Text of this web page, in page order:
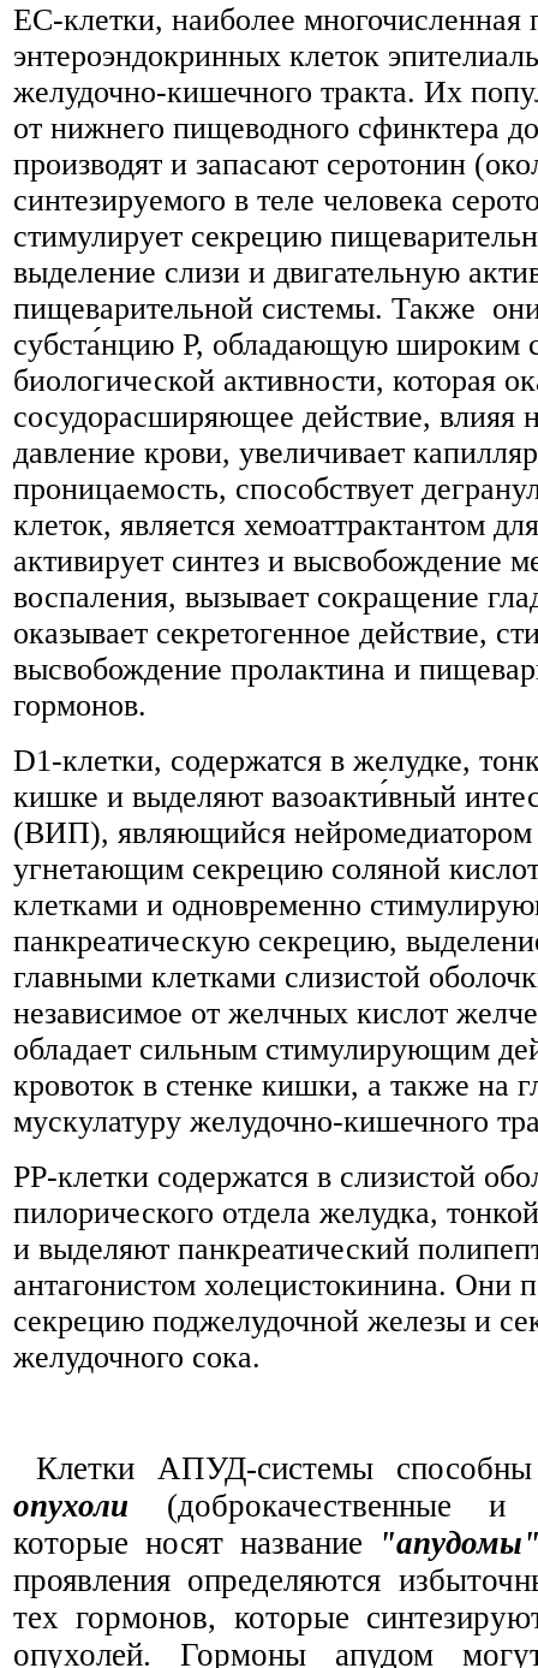
EC-клетки, наиболее многочисленная
энтероэндокринных клеток
желудочно-кишечного тракта. Их
от нижнего пищеводного сфинктера
производят и запасают серотонин
синтезируемого в теле человека
стимулирует секрецию
выделение слизи и двигательную
пищеварительной системы. Также
субста́нцию Р, обладающую широким
биологической активности, которая
сосудорасширяющее действие, влияя
давление крови, увеличивает
проницаемость, способствует
клеток, является хемоаттрактантом
активирует синтез и высвобождение
воспаления, вызывает сокращение
оказывает секретогенное действие,
высвобождение пролактина и
гормонов.
D1-клетки, содержатся в желудке,
кишке и выделяют вазоакти́вный
(ВИП), являющийся нейромедиатором
угнетающим секрецию соляной
клетками и одновременно
панкреатическую секрецию,
главными клетками слизистой
независимое от желчных кислот
обладает сильным стимулирующим
кровоток в стенке кишки, а также на
мускулатуру желудочно-кишечного
РР-клетки содержатся в слизистой
пилорического отдела желудка,
и выделяют панкреатический
антагонистом холецистокинина. Они
секрецию поджелудочной железы и
желудочного сока.
Клетки АПУД-системы
опухоли (доброкачественные и
которые носят название
проявления определяются
тех гормонов, которые
опухолей. Гормоны апудом могут